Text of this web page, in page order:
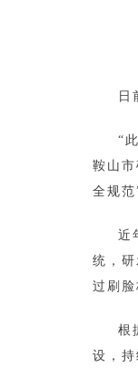
日
“
鞍山
全规范
近
统，
过刷
根
设，持